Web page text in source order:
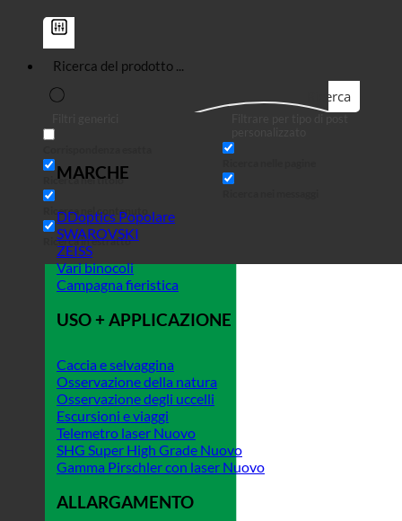
Ricerca
Ricerca nel titolo
Ricerca nel contenuto
Ricerca in estratto
MARCHE
DDoptics
SWAROVSKI
ZEISS
Vari binocoli
Campagna fieristica
USO + APPLICAZIONE
Caccia e selvaggina
Osservazione della natura
Osservazione degli uccelli
Escursioni e viaggi
Telemetro laser
SHG Super High Grade
Gamma Pirschler con laser
ALLARGAMENTO